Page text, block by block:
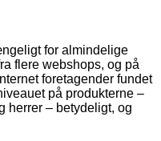
for almindelige
flere webshops, og på
foretagender fundet
på produkterne –
herrer – betydeligt, og